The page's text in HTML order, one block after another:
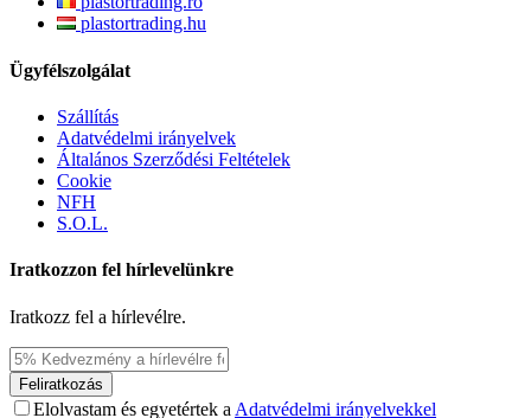
plastortrading.hu
Ügyfélszolgálat
Szállítás
Adatvédelmi irányelvek
Általános Szerződési Feltételek
Cookie
NFH
S.O.L.
Iratkozzon fel hírlevelünkre
Iratkozz fel a hírlevélre.
Feliratkozás
Elolvastam és egyetértek a Adatvédelmi irányelvekkel